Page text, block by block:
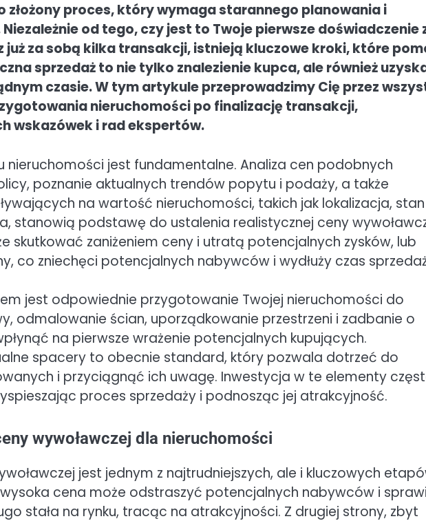
złożony proces, który wymaga starannego planowania i
od tego, czy jest to Twoje pierwsze doświadczenie
już za sobą kilka transakcji, istnieją kluczowe kroki, które
sprzedaż to nie tylko znalezienie kupca, ale również
czasie. W tym artykule przeprowadzimy Cię przez
nieruchomości po finalizację transakcji,
wskazówek i rad ekspertów.
nieruchomości jest fundamentalne. Analiza cen podobnych
poznanie aktualnych trendów popytu i podaży, a także
na wartość nieruchomości, takich jak lokalizacja, stan
stanowią podstawę do ustalenia realistycznej ceny
skutkować zaniżeniem ceny i utratą potencjalnych zysków, lub
co zniechęci potencjalnych nabywców i wydłuży czas
jest odpowiednie przygotowanie Twojej nieruchomości do
odmalowanie ścian, uporządkowanie przestrzeni i zadbanie o
na pierwsze wrażenie potencjalnych kupujących.
spacery to obecnie standard, który pozwala dotrzeć do
i przyciągnąć ich uwagę. Inwestycja w te elementy
proces sprzedaży i podnosząc jej atrakcyjność.
wywoławczej dla nieruchomości
jest jednym z najtrudniejszych, ale i kluczowych
cena może odstraszyć potencjalnych nabywców i
stała na rynku, tracąc na atrakcyjności. Z drugiej strony, zbyt